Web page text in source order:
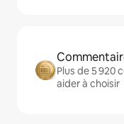
Plus de 5 920
aider à choisir